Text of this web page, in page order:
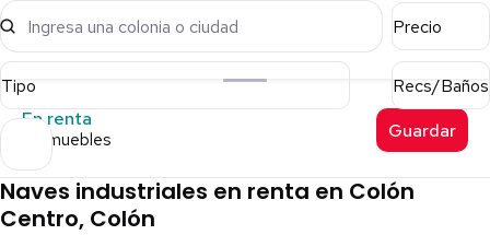
Ingresa una colonia o ciudad Precio
Tipo
Recs/Baños
En renta
8 inmuebles Guardar
Naves industriales en renta en Colón
Centro, Colón